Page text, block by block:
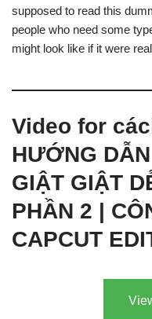
supposed to read this
people who need some
might look like if it were
Video for
HƯỚNG
GIẬT GIẬT
PHẦN 2 |
CAPCUT